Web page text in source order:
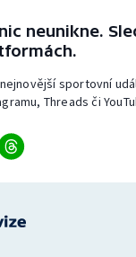
neunikne.
sportovní
Threads či